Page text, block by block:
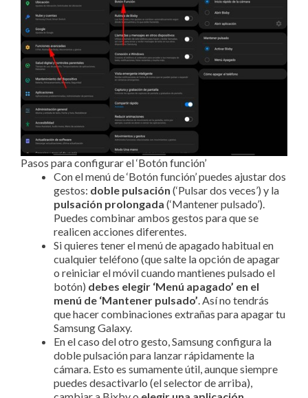
Pasos para configurar el ‘Botón función’
Con el menú de ‘Botón función’ puedes ajustar dos
gestos: doble pulsación (‘Pulsar dos veces’) y la
pulsación prolongada (‘Mantener pulsado’).
Puedes combinar ambos gestos para que se
realicen acciones diferentes.
Si quieres tener el menú de apagado habitual en
cualquier teléfono (que salte la opción de apagar
o reiniciar el móvil cuando mantienes pulsado el
botón) debes elegir ‘Menú apagado’ en el
menú de ‘Mantener pulsado’ . Así no tendrás
que hacer combinaciones extrañas para apagar tu
Samsung Galaxy.
En el caso del otro gesto, Samsung configura la
doble pulsación para lanzar rápidamente la
cámara. Esto es sumamente útil, aunque siempre
puedes desactivarlo (el selector de arriba),